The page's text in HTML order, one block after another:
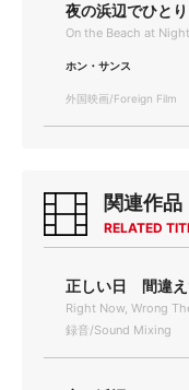
夜の浜辺でひとり
On the Beach at
ホン・サンス
外国映画/Foreign Film
関連作品
RELATED
正しい日 間違
Right Now, Wrong
録音/Sound Mixing